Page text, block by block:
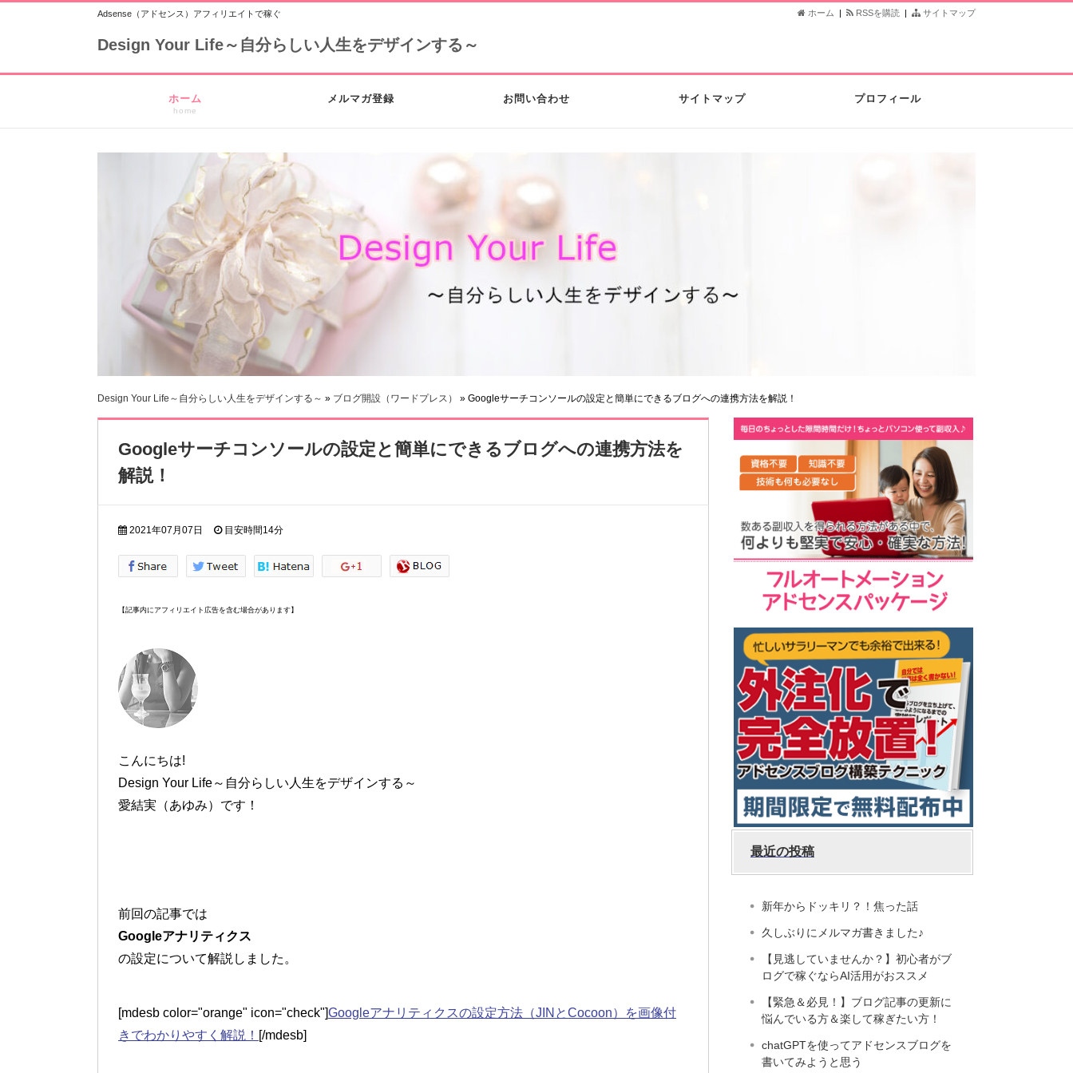
Adsense（アドセンス）アフィリエイトで稼ぐ サイトマップ
RSSを購読 |
ホーム |
Design Your Life～自分らしい人生をデザインする～
ホーム
home
メルマガ登録 お問い合わせ サイトマップ プロフィール
Design Your Life～自分らしい人生をデザインする～ » ブログ開設（ワードプレス） » Googleサーチコンソールの設定と簡単にできるブログへの連携方法を解説！
Googleサーチコンソールの設定と簡単にできるブログへの連携方法を
解説！
2021年07月07日 目安時間14分
【記事内にアフィリエイト広告を含む場合があります】
こんにちは!
Design Your Life～自分らしい人生をデザインする～
愛結実（あゆみ）です！
前回の記事では
Googleアナリティクス
の設定について解説しました。
[mdesb color="orange" icon="check"]Googleアナリティクスの設定方法（JINとCocoon）を画像付
きでわかりやすく解説！ [/mdesb]
最近の投稿
新年からドッキリ？！焦った話
久しぶりにメルマガ書きました♪
【見逃していませんか？】初心者がブ
ログで稼ぐならAI活用がおススメ
【緊急＆必見！】ブログ記事の更新に
悩んでいる方＆楽して稼ぎたい方！
chatGPTを使ってアドセンスブログを
書いてみようと思う